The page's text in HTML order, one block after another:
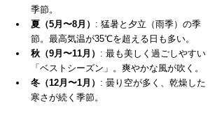
季節。
夏（5月〜8月） : 猛暑と夕立（雨季）の季
節。最高気温が35℃を超える日も多い。
秋（9月〜11月） : 最も美しく過ごしやすい
「ベストシーズン」。爽やかな風が吹く。
冬（12月〜1月） : 曇り空が多く、乾燥した
寒さが続く季節。